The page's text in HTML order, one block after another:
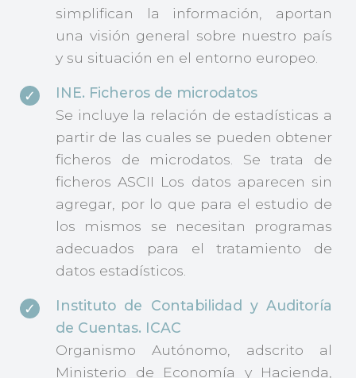
simplifican la información, aportan
una visión general sobre nuestro país
y su situación en el entorno europeo.
INE. Ficheros de microdatos
Se incluye la relación de estadísticas a
partir de las cuales se pueden obtener
ficheros de microdatos. Se trata de
ficheros ASCII Los datos aparecen sin
agregar, por lo que para el estudio de
los mismos se necesitan programas
adecuados para el tratamiento de
datos estadísticos.
Instituto de Contabilidad y Auditoría
de Cuentas. ICAC
Organismo Autónomo, adscrito al
Ministerio de Economía y Hacienda,